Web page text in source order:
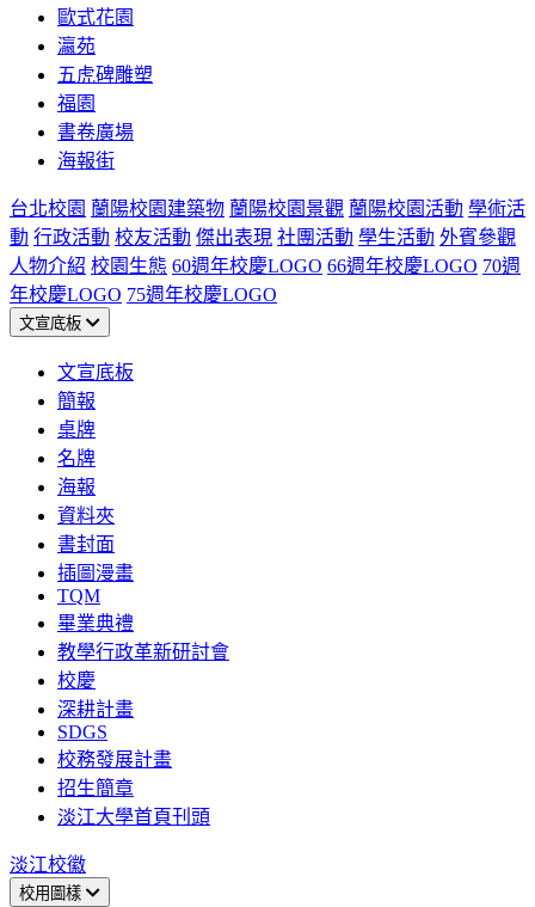
歐式花園
瀛苑
五虎碑雕塑
福園
書卷廣場
海報街
台北校園 蘭陽校園建築物 蘭陽校園景觀 蘭陽校園活動 學術活
動 行政活動 校友活動 傑出表現 社團活動 學生活動 外賓參觀
人物介紹 校園生態 60週年校慶LOGO 66週年校慶LOGO 70週
年校慶LOGO 75週年校慶LOGO
文宣底板
文宣底板
簡報
桌牌
名牌
海報
資料夾
書封面
插圖漫畫
TQM
畢業典禮
教學行政革新研討會
校慶
深耕計畫
SDGS
校務發展計畫
招生簡章
淡江大學首頁刊頭
淡江校徽
校用圖樣